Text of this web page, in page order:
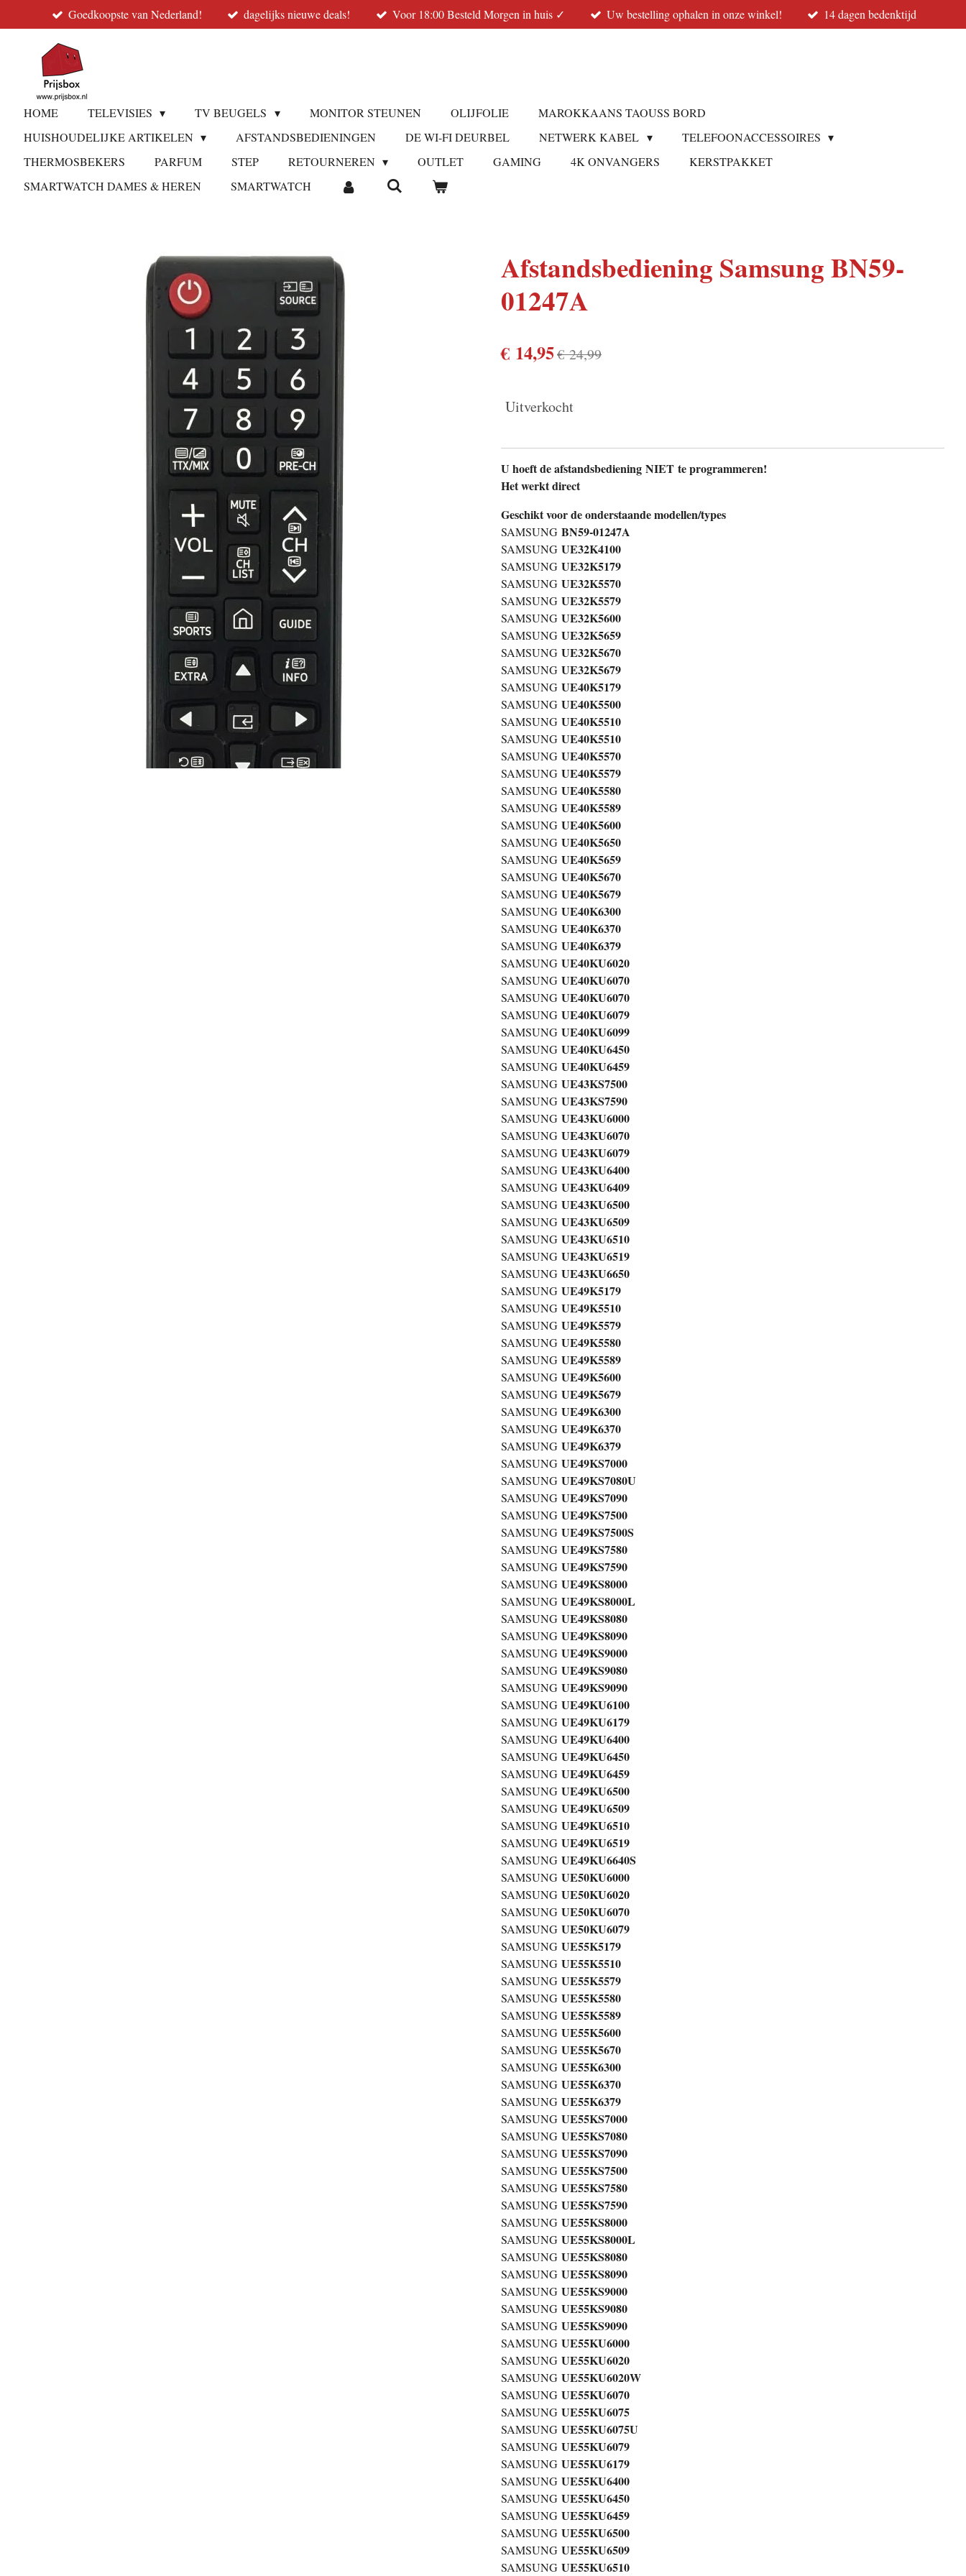
direct
hoofdinhoud
Goedkoopste van Nederland! dagelijks nieuwe deals! Voor 18:00 Besteld Morgen in huis ✓ Uw bestelling ophalen in onze winkel! 14 dagen bedenktijd
HOME TELEVISIES TV BEUGELS MONITOR STEUNEN OLIJFOLIE
MAROKKAANS TAOUSS BORD
HUISHOUDELIJKE ARTIKELEN
AFSTANDSBEDIENINGEN DE WI-FI DEURBEL NETWERK KABEL
TELEFOONACCESSOIRES
THERMOSBEKERS
PARFUM STEP RETOURNEREN OUTLET GAMING 4K ONVANGERS
KERSTPAKKET
SMARTWATCH DAMES & HEREN
SMARTWATCH
Afstandsbediening Samsung BN59-
01247A
€ 14,95€ 24,99
Uitverkocht
U hoeft de afstandsbediening NIET te programmeren!
Het werkt direct
Geschikt voor de onderstaande modellen/types
SAMSUNG BN59-01247A
SAMSUNG UE32K4100
SAMSUNG UE32K5179
SAMSUNG UE32K5570
SAMSUNG UE32K5579
SAMSUNG UE32K5600
SAMSUNG UE32K5659
SAMSUNG UE32K5670
SAMSUNG UE32K5679
SAMSUNG UE40K5179
SAMSUNG UE40K5500
SAMSUNG UE40K5510
SAMSUNG UE40K5510
SAMSUNG UE40K5570
SAMSUNG UE40K5579
SAMSUNG UE40K5580
SAMSUNG UE40K5589
SAMSUNG UE40K5600
SAMSUNG UE40K5650
SAMSUNG UE40K5659
SAMSUNG UE40K5670
SAMSUNG UE40K5679
SAMSUNG UE40K6300
SAMSUNG UE40K6370
SAMSUNG UE40K6379
SAMSUNG UE40KU6020
SAMSUNG UE40KU6070
SAMSUNG UE40KU6070
SAMSUNG UE40KU6079
SAMSUNG UE40KU6099
SAMSUNG UE40KU6450
SAMSUNG UE40KU6459
SAMSUNG UE43KS7500
SAMSUNG UE43KS7590
SAMSUNG UE43KU6000
SAMSUNG UE43KU6070
SAMSUNG UE43KU6079
SAMSUNG UE43KU6400
SAMSUNG UE43KU6409
SAMSUNG UE43KU6500
SAMSUNG UE43KU6509
SAMSUNG UE43KU6510
SAMSUNG UE43KU6519
SAMSUNG UE43KU6650
SAMSUNG UE49K5179
SAMSUNG UE49K5510
SAMSUNG UE49K5579
SAMSUNG UE49K5580
SAMSUNG UE49K5589
SAMSUNG UE49K5600
SAMSUNG UE49K5679
SAMSUNG UE49K6300
SAMSUNG UE49K6370
SAMSUNG UE49K6379
SAMSUNG UE49KS7000
SAMSUNG UE49KS7080U
SAMSUNG UE49KS7090
SAMSUNG UE49KS7500
SAMSUNG UE49KS7500S
SAMSUNG UE49KS7580
SAMSUNG UE49KS7590
SAMSUNG UE49KS8000
SAMSUNG UE49KS8000L
SAMSUNG UE49KS8080
SAMSUNG UE49KS8090
SAMSUNG UE49KS9000
SAMSUNG UE49KS9080
SAMSUNG UE49KS9090
SAMSUNG UE49KU6100
SAMSUNG UE49KU6179
SAMSUNG UE49KU6400
SAMSUNG UE49KU6450
SAMSUNG UE49KU6459
SAMSUNG UE49KU6500
SAMSUNG UE49KU6509
SAMSUNG UE49KU6510
SAMSUNG UE49KU6519
SAMSUNG UE49KU6640S
SAMSUNG UE50KU6000
SAMSUNG UE50KU6020
SAMSUNG UE50KU6070
SAMSUNG UE50KU6079
SAMSUNG UE55K5179
SAMSUNG UE55K5510
SAMSUNG UE55K5579
SAMSUNG UE55K5580
SAMSUNG UE55K5589
SAMSUNG UE55K5600
SAMSUNG UE55K5670
SAMSUNG UE55K6300
SAMSUNG UE55K6370
SAMSUNG UE55K6379
SAMSUNG UE55KS7000
SAMSUNG UE55KS7080
SAMSUNG UE55KS7090
SAMSUNG UE55KS7500
SAMSUNG UE55KS7580
SAMSUNG UE55KS7590
SAMSUNG UE55KS8000
SAMSUNG UE55KS8000L
SAMSUNG UE55KS8080
SAMSUNG UE55KS8090
SAMSUNG UE55KS9000
SAMSUNG UE55KS9080
SAMSUNG UE55KS9090
SAMSUNG UE55KU6000
SAMSUNG UE55KU6020
SAMSUNG UE55KU6020W
SAMSUNG UE55KU6070
SAMSUNG UE55KU6075
SAMSUNG UE55KU6075U
SAMSUNG UE55KU6079
SAMSUNG UE55KU6179
SAMSUNG UE55KU6400
SAMSUNG UE55KU6450
SAMSUNG UE55KU6459
SAMSUNG UE55KU6500
SAMSUNG UE55KU6509
SAMSUNG UE55KU6510